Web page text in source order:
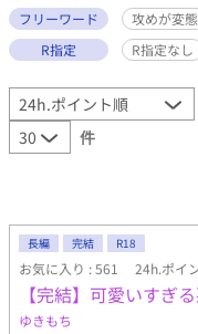
フリーワード
攻めが変態
R指定
R指定なし
件
長編 完結 R18
お気に入り : 561 24h.ポイ
【完結】可愛いすぎ
ゆきもち